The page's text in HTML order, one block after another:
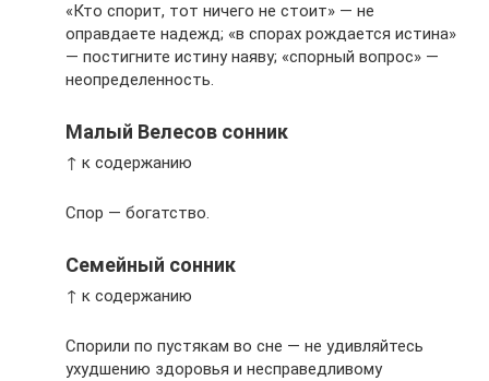
«Кто спорит, тот ничего не стоит» — не
оправдаете надежд; «в спорах рождается истина»
— постигните истину наяву; «спорный вопрос» —
неопределенность.
Малый Велесов сонник
↑ к содержанию
Спор — богатство.
Семейный сонник
↑ к содержанию
Спорили по пустякам во сне — не удивляйтесь
ухудшению здоровья и несправедливому